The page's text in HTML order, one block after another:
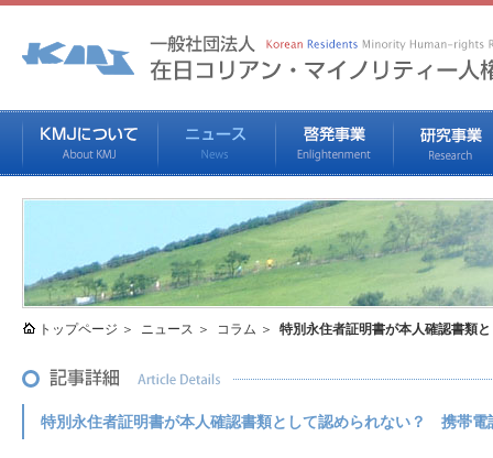
トップページ ニュース コラム 特別永住者証明書が本人確認書類
特別永住者証明書が本人確認書類として認められない？ 携帯電